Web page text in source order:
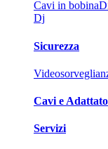
Cavi in bobina
Dj
Sicurezza
Cavi e
Servizi